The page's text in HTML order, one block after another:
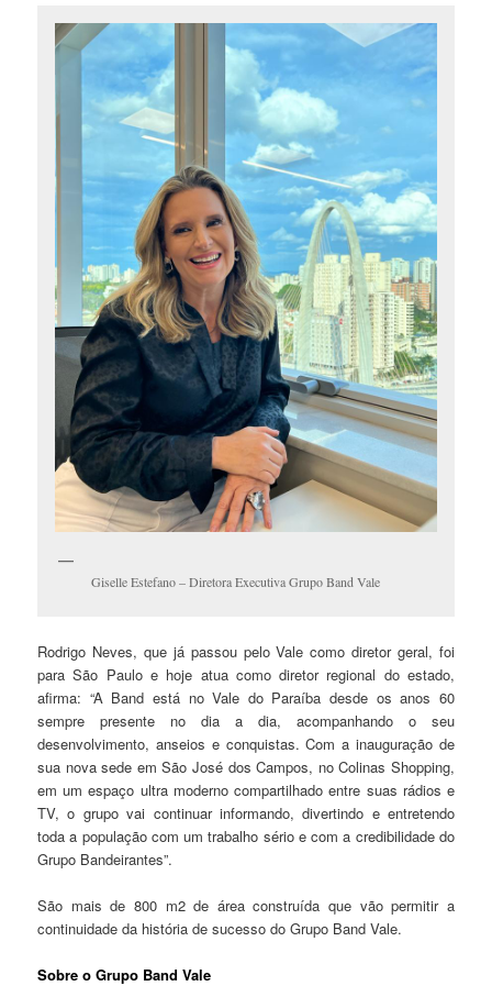
Giselle Estefano – Diretora Executiva Grupo Band Vale
Rodrigo Neves, que já passou pelo Vale como diretor geral, foi
para São Paulo e hoje atua como diretor regional do estado,
afirma: “A Band está no Vale do Paraíba desde os anos 60
sempre presente no dia a dia, acompanhando o seu
desenvolvimento, anseios e conquistas. Com a inauguração de
sua nova sede em São José dos Campos, no Colinas Shopping,
em um espaço ultra moderno compartilhado entre suas rádios e
TV, o grupo vai continuar informando, divertindo e entretendo
toda a população com um trabalho sério e com a credibilidade do
Grupo Bandeirantes”.
São mais de 800 m2 de área construída que vão permitir a
continuidade da história de sucesso do Grupo Band Vale.
Sobre o Grupo Band Vale